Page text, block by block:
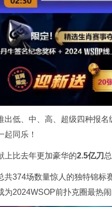
出低、中、高、超级四种报名
起同乐！
上比去年更加豪华的2.5亿刀
共374场数量惊人的独特锦标
为2024WSOP前扑克圈最热